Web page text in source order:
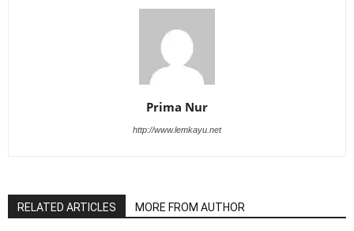
Prima Nur
http://www.lemkayu.net
RELATED ARTICLES MORE FROM AUTHOR